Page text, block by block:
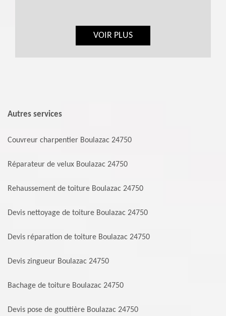
VOIR PLUS
Autres services
Couvreur charpentier Boulazac 24750
Réparateur de velux Boulazac 24750
Rehaussement de toiture Boulazac 24750
Devis nettoyage de toiture Boulazac 24750
Devis réparation de toiture Boulazac 24750
Devis zingueur Boulazac 24750
Bachage de toiture Boulazac 24750
Devis pose de gouttière Boulazac 24750